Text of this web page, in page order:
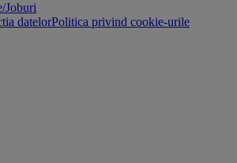
Joburi
datelorPolitica privind cookie-urile